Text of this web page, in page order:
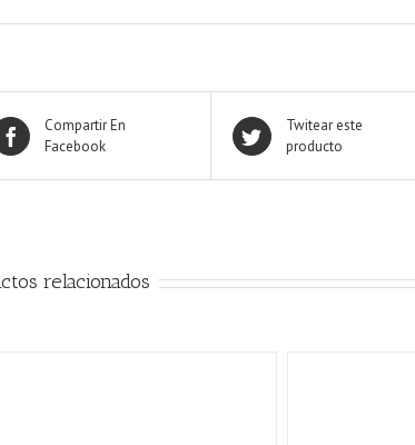
Compartir En
Facebook
Twitear este
producto
relacionados